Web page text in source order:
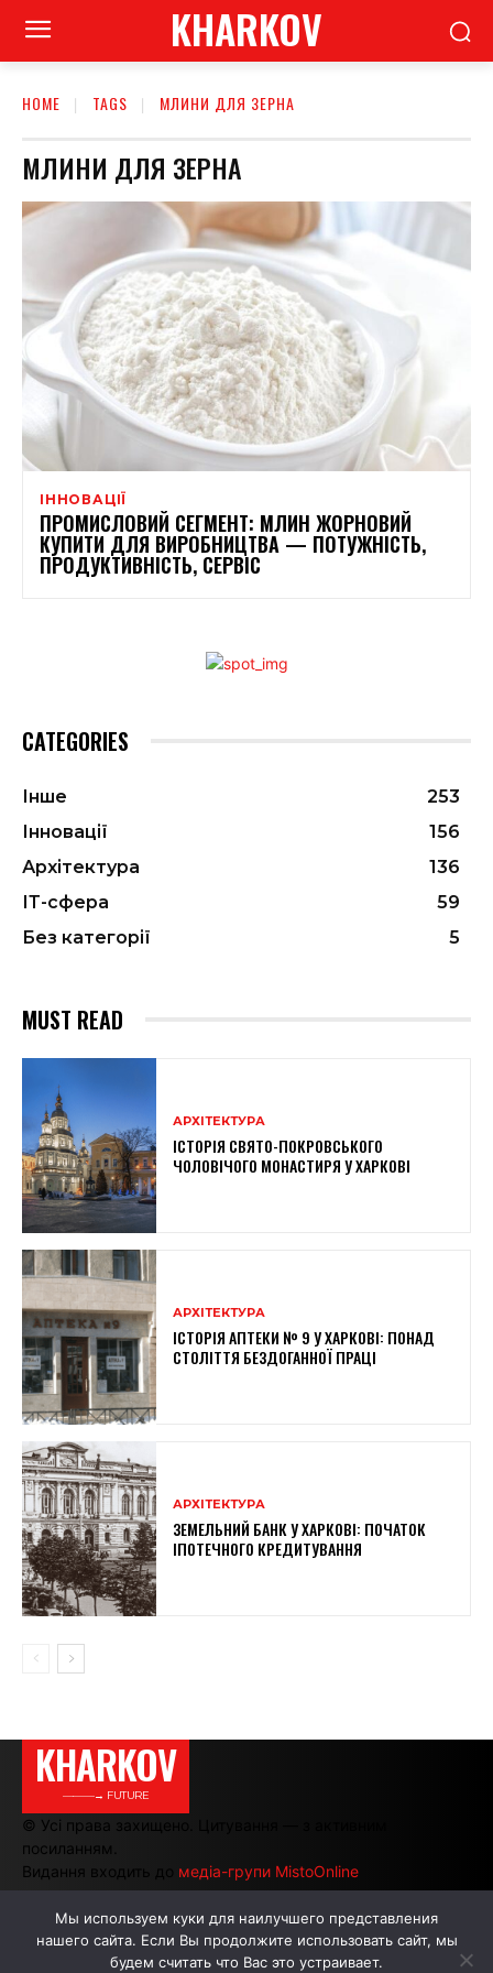
KHARKOV
HOME TAGS МЛИНИ ДЛЯ ЗЕРНА
МЛИНИ ДЛЯ ЗЕРНА
ІННОВАЦІЇ
ПРОМИСЛОВИЙ СЕГМЕНТ: МЛИН ЖОРНОВИЙ
КУПИТИ ДЛЯ ВИРОБНИЦТВА — ПОТУЖНІСТЬ,
ПРОДУКТИВНІСТЬ, СЕРВІС
CATEGORIES
Інше
253
Інновації
156
Архітектура
136
ІТ-сфера
59
Без категорії
5
MUST READ
АРХІТЕКТУРА
ІСТОРІЯ СВЯТО-ПОКРОВСЬКОГО
ЧОЛОВІЧОГО МОНАСТИРЯ У ХАРКОВІ
АРХІТЕКТУРА
ІСТОРІЯ АПТЕКИ № 9 У ХАРКОВІ: ПОНАД
СТОЛІТТЯ БЕЗДОГАННОЇ ПРАЦІ
АРХІТЕКТУРА
ЗЕМЕЛЬНИЙ БАНК У ХАРКОВІ: ПОЧАТОК
ІПОТЕЧНОГО КРЕДИТУВАННЯ
KHARKOV
———→ FUTURE
© Усі права захищено. Цитування — з активним
посиланням.
Видання входить до медіа-групи MistoOnline
АВТОРИ РЕКЛАМА НА САЙТІ
Мы используем куки для наилучшего представления
нашего сайта. Если Вы продолжите использовать сайт, мы
будем считать что Вас это устраивает.